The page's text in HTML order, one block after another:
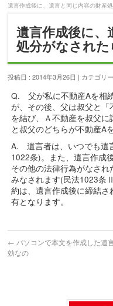
遺言作成後に、遺言と同じ内容の財産
遺言作成後に、
処分がなされ
投稿日 : 2014年3月26日 | カテゴリ
Q. 父が私に不動産Aを相
が、その後、父は叔父と
を結び、Ａ不動産を叔父
と叔父のどちらが不動産A
A. 遺言者は、いつでも遺
1022条)。また、遺言作成
その他の法律行為がなさ
みなされます(民法1023条
約は、遺言作成後に締結
有となります。
← パソコンで本文を作成した遺
効なの